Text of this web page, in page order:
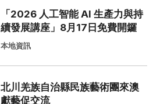
「2026 人工智能 AI 生產力與持
續發展講座」8月17日免費開鑼
本地資訊
北川羌族自治縣民族藝術團來澳
獻藝促交流